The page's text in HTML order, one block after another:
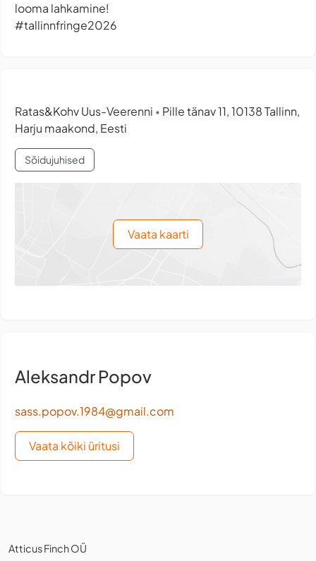
looma lahkamine!
#tallinnfringe2026
Ratas&Kohv Uus-Veerenni • Pille tänav 11, 10138 Tallinn,
Harju maakond, Eesti
Sõidujuhised
Vaata kaarti
Aleksandr Popov
sass.popov.1984@gmail.com
Vaata kõiki üritusi
Atticus Finch OÜ